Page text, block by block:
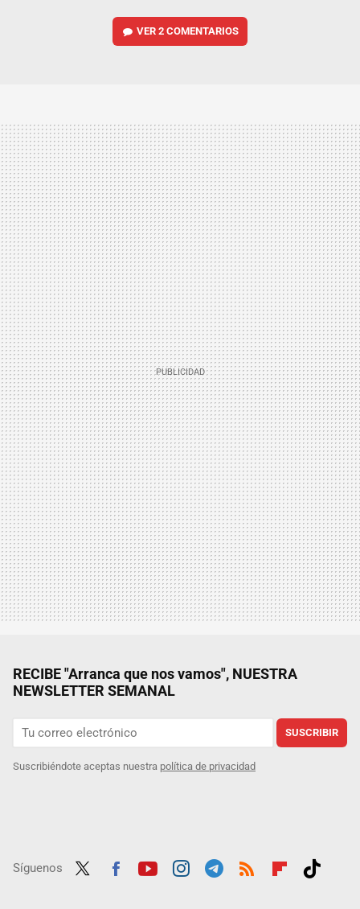
VER2 COMENTARIOS
RECIBE "Arranca que nos vamos", NUESTRA
NEWSLETTER SEMANAL
SUSCRIBIR
Suscribiéndote aceptas nuestra política de privacidad
Síguenos